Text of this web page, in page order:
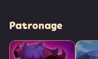
Patronage